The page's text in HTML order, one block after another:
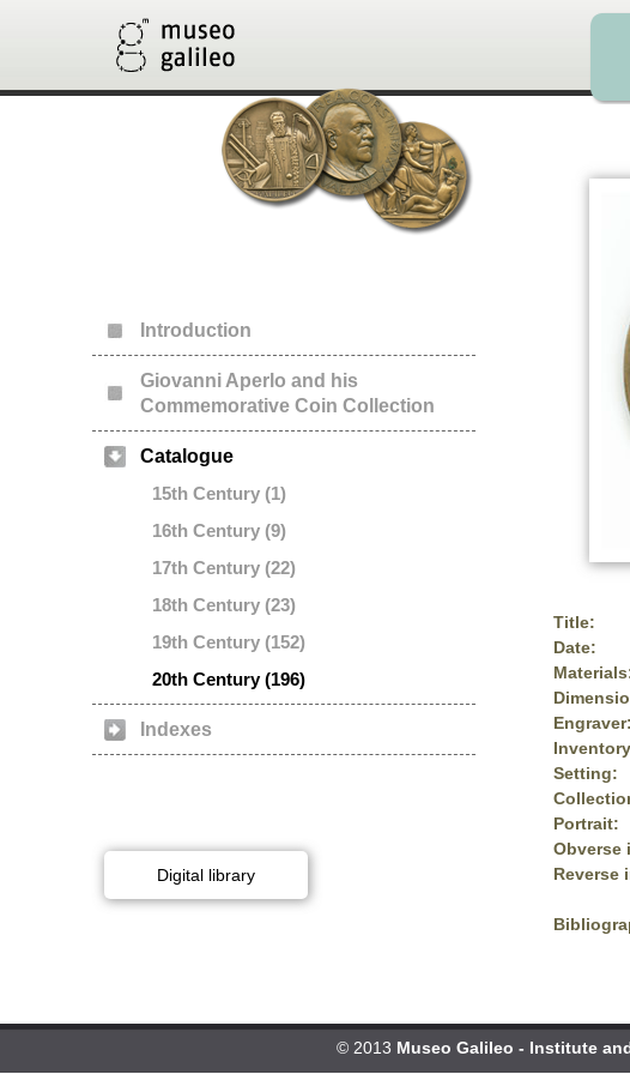
Introduction
Giovanni Aperlo and his
Commemorative Coin Collection
Catalogue
15th Century (1)
16th Century (9)
17th Century (22)
18th Century (23)
19th Century (152)
20th Century (196)
Indexes
Digital library
Title:
Date:
Engraver:
Setting:
Portrait:
Obverse
Reverse
© 2013 Museo Galileo - Institute